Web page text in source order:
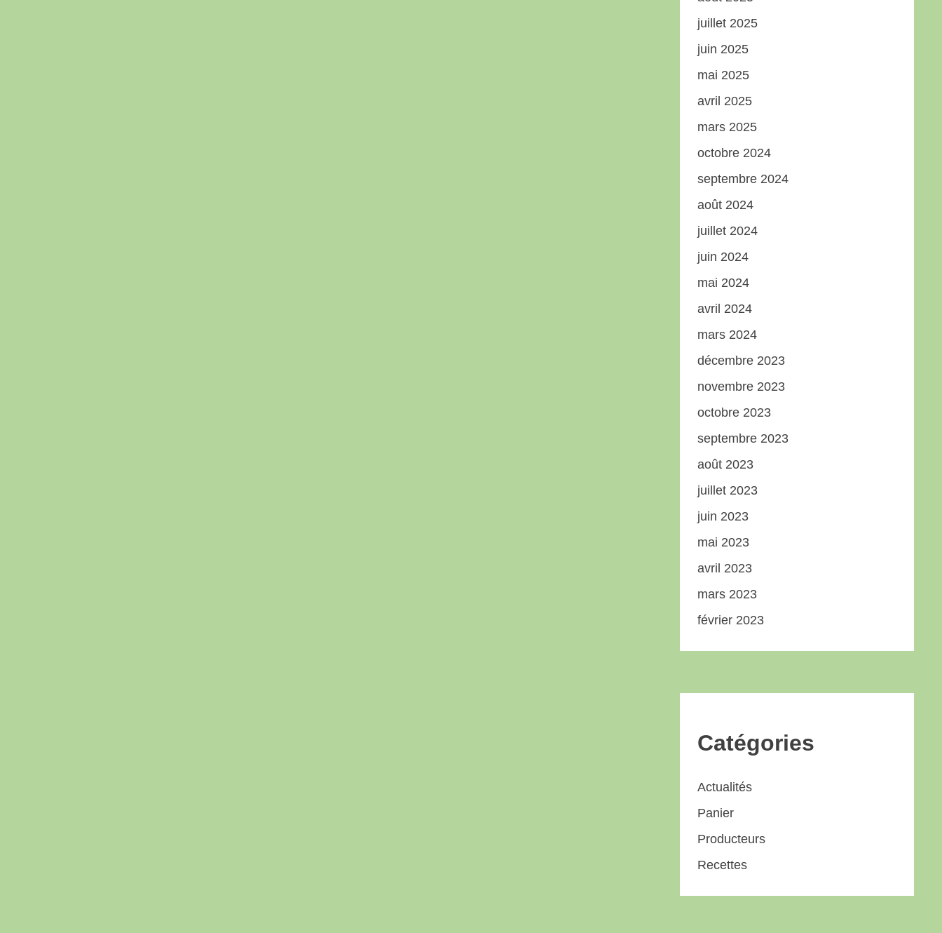
juillet 2025
juin 2025
mai 2025
avril 2025
mars 2025
octobre 2024
septembre 2024
août 2024
juillet 2024
juin 2024
mai 2024
avril 2024
mars 2024
décembre 2023
novembre 2023
octobre 2023
septembre 2023
août 2023
juillet 2023
juin 2023
mai 2023
avril 2023
mars 2023
février 2023
Catégories
Actualités
Panier
Producteurs
Recettes